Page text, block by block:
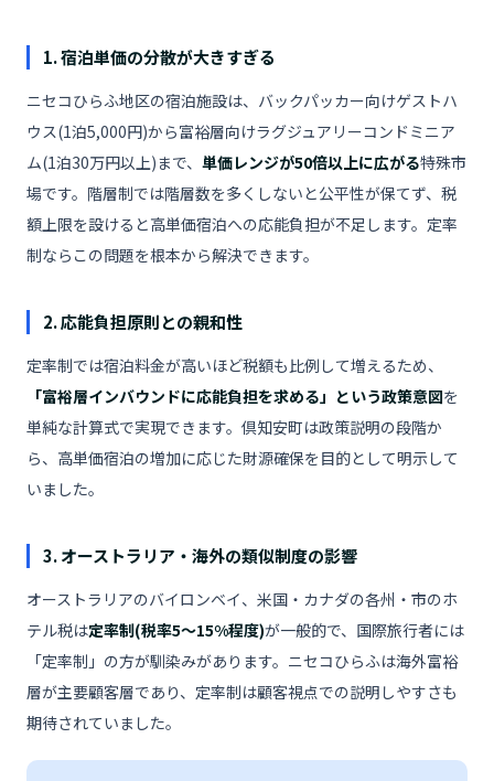
1. 宿泊単価の分散が大きすぎる
ニセコひらふ地区の宿泊施設は、バックパッカー向けゲストハ
ウス(1泊5,000円)から富裕層向けラグジュアリーコンドミニア
ム(1泊30万円以上)まで、 単価レンジが50倍以上に広がる特殊市
場です。階層制では階層数を多くしないと公平性が保てず、税
額上限を設けると高単価宿泊への応能負担が不足します。定率
制ならこの問題を根本から解決できます。
2. 応能負担原則との親和性
定率制では宿泊料金が高いほど税額も比例して増えるため、
「富裕層インバウンドに応能負担を求める」という政策意図を
単純な計算式で実現できます。倶知安町は政策説明の段階か
ら、高単価宿泊の増加に応じた財源確保を目的として明示して
いました。
3. オーストラリア・海外の類似制度の影響
オーストラリアのバイロンベイ、米国・カナダの各州・市のホ
テル税は定率制(税率5〜15%程度)が一般的で、国際旅行者には
「定率制」の方が馴染みがあります。ニセコひらふは海外富裕
層が主要顧客層であり、定率制は顧客視点での説明しやすさも
期待されていました。